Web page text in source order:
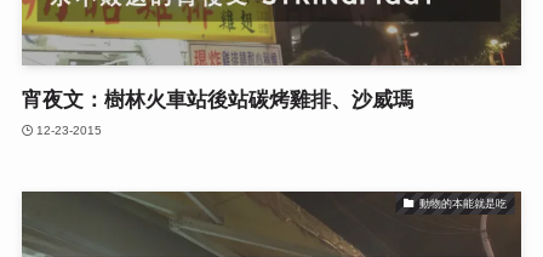
宵夜文：樹林火車站後站碳烤雞排、沙威瑪
12-23-2015
動物的本能就是吃